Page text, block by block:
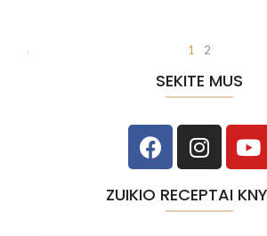
1 2
SEKITE MUS
ZUIKIO RECEPTAI